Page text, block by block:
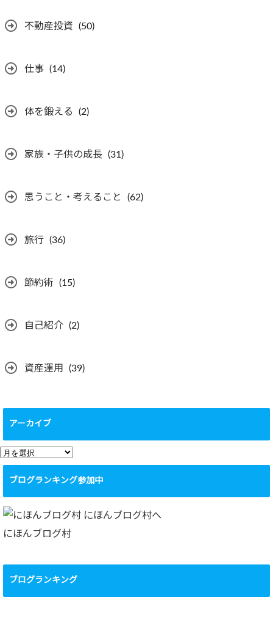
不動産投資 (50)
仕事 (14)
体を鍛える (2)
家族・子供の成長 (31)
思うこと・考えること (62)
旅行 (36)
節約術 (15)
自己紹介 (2)
資産運用 (39)
アーカイブ
ア
ー
イ
ブ
ブログランキング参加中
にほんブログ村
ブログランキング